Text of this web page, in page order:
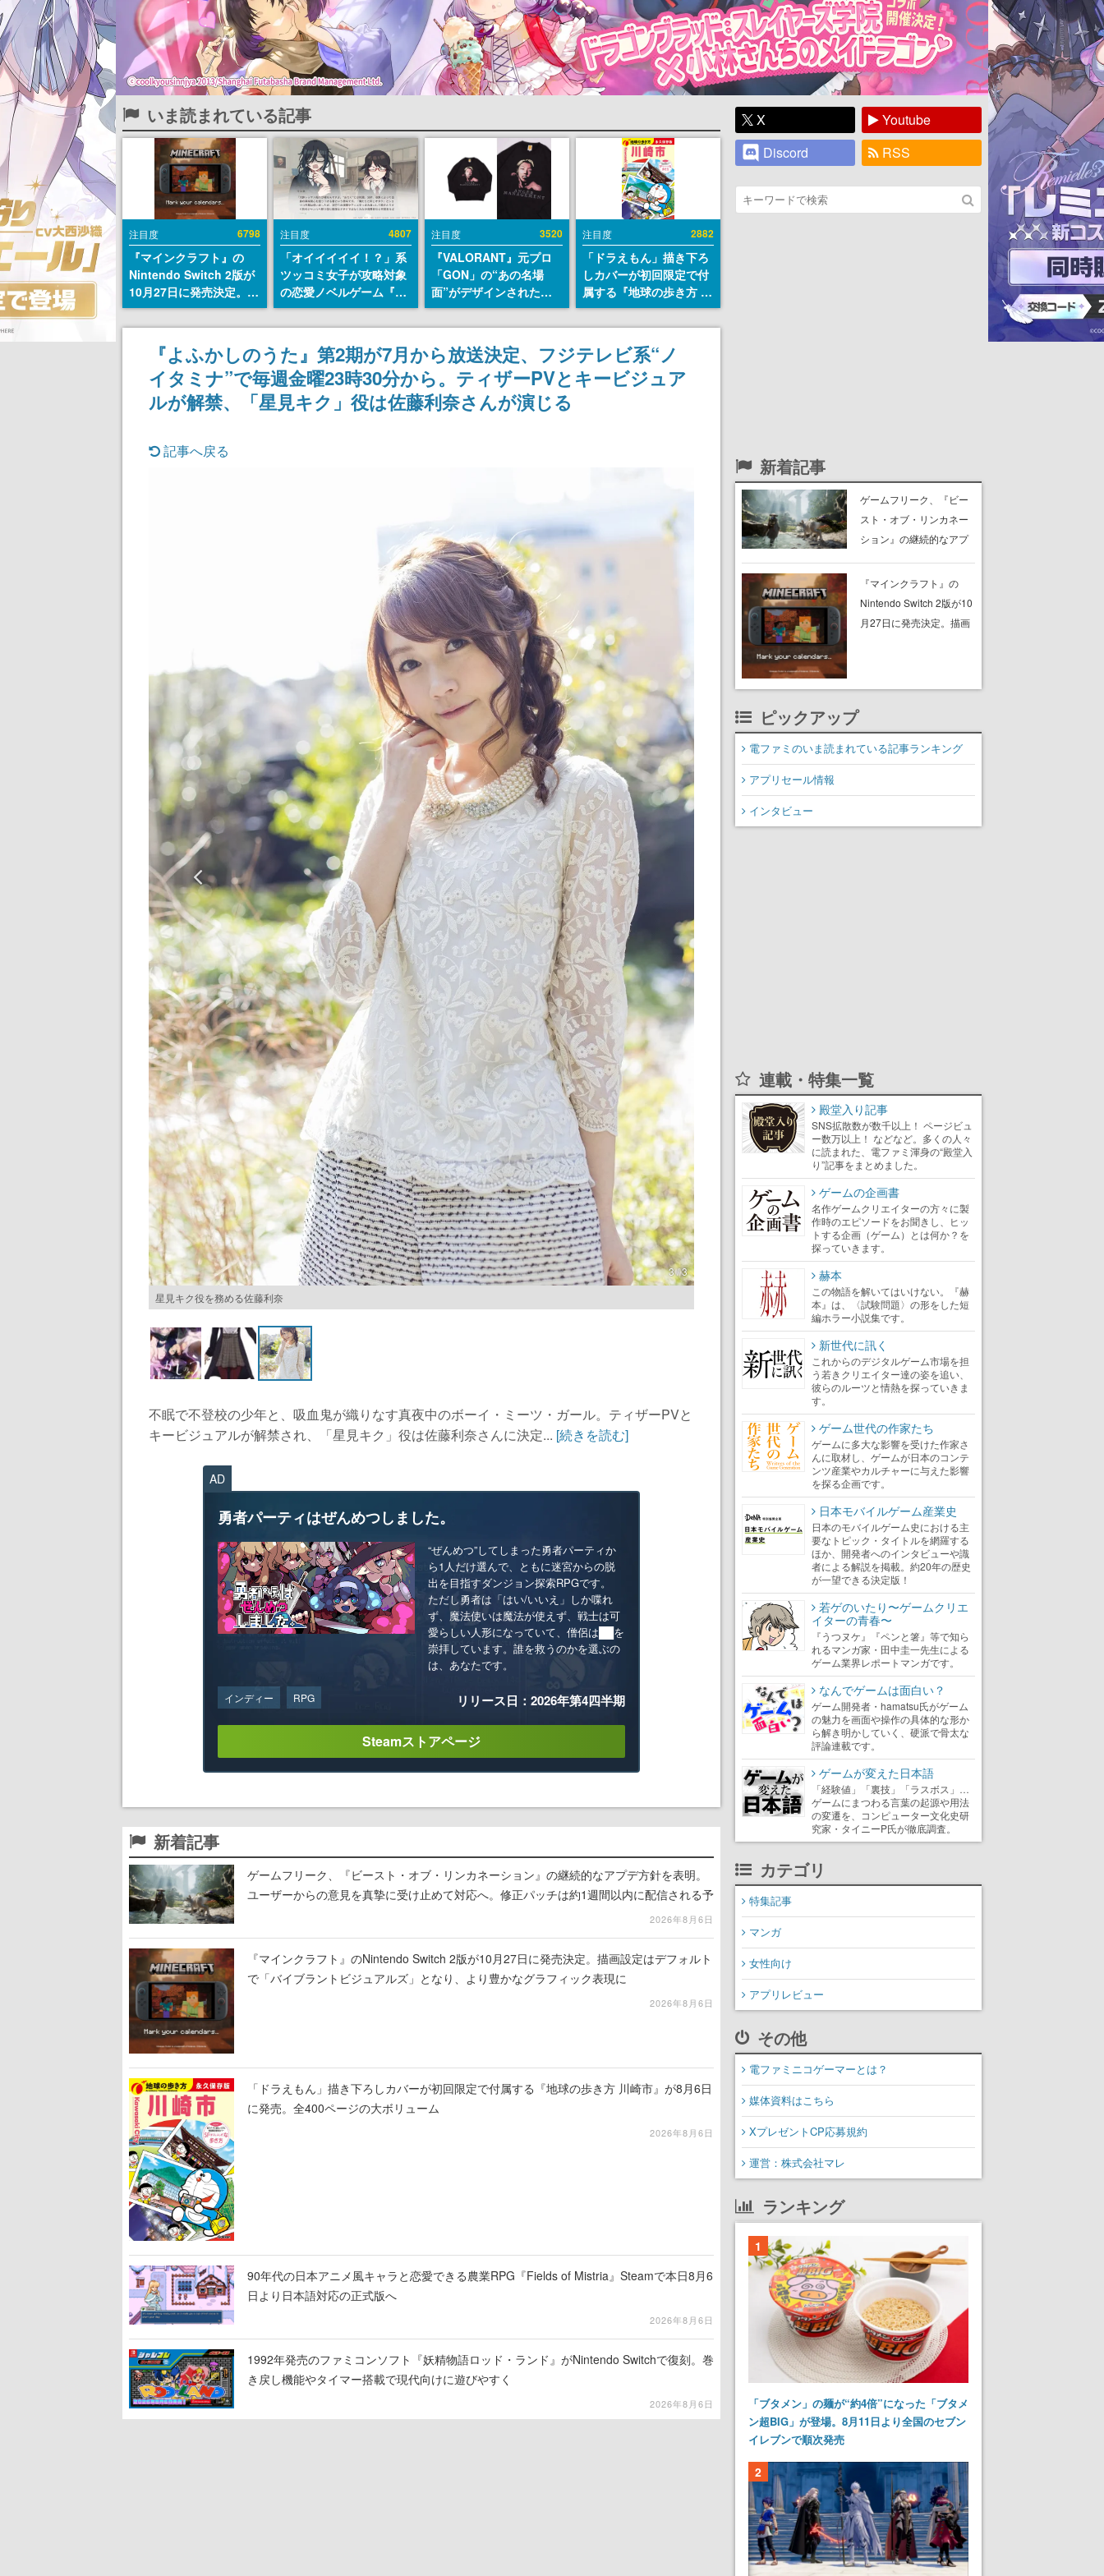
いま読まれている記事
注目度 6798
『マインクラフト』の
Nintendo Switch 2版が
10月27日に発売決定。描
画設定はデフォルトで
「バイブラントビジュア
ルズ」となり、より豊か
なグラフィック表現に
注目度 4807
「オイイイイイ！？」系
ツッコミ女子が攻略対象
の恋愛ノベルゲーム『美
術部カノジョ』Steamス
トアページが公開。「お
前らーそろそろ自重しろ
ー？＾＾」暗黒微笑の夢
女子や、萌え声不思議ち
ゃん女子と青春を謳歌
注目度 3520
『VALORANT』元プロ
「GON」の“あの名場
面”がデザインされた新
作グッズが本日8月5日よ
り期間限定で発売。Tシ
ャツやコインケース、ア
クキーなどが全品受注生
産で登場、過去に発売し
たグッズの再販も
注目度 2882
「ドラえもん」描き下ろ
しカバーが初回限定で付
属する『地球の歩き方 川
崎市』が8月6日に発売。
全400ページの大ボリュ
『よふかしのうた』第2期が7月から放送決定、フジテレビ系“ノ
イタミナ”で毎週金曜23時30分から。ティザーPVとキービジュア
ルが解禁、「星見キク」役は佐藤利奈さんが演じる
記事へ戻る
3 / 3
星見キク役を務める佐藤利奈
不眠で不登校の少年と、吸血鬼が織りなす真夜中のボーイ・ミーツ・ガール。ティザーPVと
キービジュアルが解禁され、「星見キク」役は佐藤利奈さんに決定... [続きを読む]
AD
勇者パーティはぜんめつしました。
“ぜんめつ”してしまった勇者パーティか
ら1人だけ選んで、ともに迷宮からの脱
出を目指すダンジョン探索RPGです。
ただし勇者は「はい/いいえ」しか喋れ
ず、魔法使いは魔法が使えず、戦士は可
愛らしい人形になっていて、僧侶は██を
崇拝しています。誰を救うのかを選ぶの
は、あなたです。
インディー RPG リリース日：2026年第4四半期
Steamストアページ
新着記事
ゲームフリーク、『ビースト・オブ・リンカネーション』の継続的なアプデ方針を表明。
ユーザーからの意見を真摯に受け止めて対応へ。修正パッチは約1週間以内に配信される予
2026年8月6日
『マインクラフト』のNintendo Switch 2版が10月27日に発売決定。描画設定はデフォルト
で「バイブラントビジュアルズ」となり、より豊かなグラフィック表現に
2026年8月6日
「ドラえもん」描き下ろしカバーが初回限定で付属する『地球の歩き方 川崎市』が8月6日
に発売。全400ページの大ボリューム
2026年8月6日
90年代の日本アニメ風キャラと恋愛できる農業RPG『Fields of Mistria』Steamで本日8月6
日より日本語対応の正式版へ
2026年8月6日
1992年発売のファミコンソフト『妖精物語ロッド・ランド』がNintendo Switchで復刻。巻
き戻し機能やタイマー搭載で現代向けに遊びやすく
2026年8月6日
X
Youtube
Discord
RSS
新着記事
ゲームフリーク、『ビー
スト・オブ・リンカネー
ション』の継続的なアプ
からの意見を真摯に受け
止めて対応へ。修正パッ
チは約1週間以内に配信さ
『マインクラフト』の
Nintendo Switch 2版が10
月27日に発売決定。描画
ピックアップ
電ファミのいま読まれている記事ランキング
アプリセール情報
インタビュー
連載・特集一覧
殿堂入り記事
SNS拡散数が数千以上！ ページビュ
ー数万以上！ などなど。多くの人々
に読まれた、電ファミ渾身の“殿堂入
り”記事をまとめました。
ゲームの企画書
名作ゲームクリエイターの方々に製
作時のエピソードをお聞きし、ヒッ
トする企画（ゲーム）とは何か？を
探っていきます。
赫本
この物語を解いてはいけない。『赫
本』は、〈試験問題〉の形をした短
編ホラー小説集です。
新世代に訊く
これからのデジタルゲーム市場を担
う若きクリエイター達の姿を追い、
彼らのルーツと情熱を探っていきま
す。
ゲーム世代の作家たち
ゲームに多大な影響を受けた作家さ
んに取材し、ゲームが日本のコンテ
ンツ産業やカルチャーに与えた影響
を探る企画です。
日本モバイルゲーム産業史
日本のモバイルゲーム史における主
要なトピック・タイトルを網羅する
ほか、開発者へのインタビューや識
者による解説を掲載。約20年の歴史
が一望できる決定版！
若ゲのいたり〜ゲームクリエ
イターの青春〜
『うつヌケ』『ペンと箸』等で知ら
れるマンガ家・田中圭一先生による
ゲーム業界レポートマンガです。
なんでゲームは面白い？
ゲーム開発者・hamatsu氏がゲーム
の魅力を画面や操作の具体的な形か
ら解き明かしていく、硬派で骨太な
評論連載です。
ゲームが変えた日本語
「経験値」「裏技」「ラスボス」…
ゲームにまつわる言葉の起源や用法
の変遷を、コンピューター文化史研
究家・タイニーP氏が徹底調査。
カテゴリ
特集記事
マンガ
女性向け
アプリレビュー
その他
電ファミニコゲーマーとは？
媒体資料はこちら
XプレゼントCP応募規約
運営：株式会社マレ
ランキング
1
「ブタメン」の麺が“約4倍”になった「ブタメ
ン超BIG」が登場。8月11日より全国のセブン
イレブンで順次発売
2